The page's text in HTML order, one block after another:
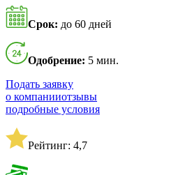
Срок: до 60 дней
Одобрение: 5 мин.
Подать заявку
о компанииотзывы
подробные условия
Рейтинг: 4,7